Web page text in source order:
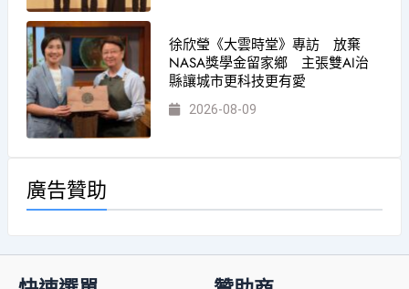
徐欣瑩《大雲時堂》專訪 放棄
NASA獎學金留家鄉 主張雙AI治
縣讓城市更科技更有愛
2026-08-09
廣告贊助